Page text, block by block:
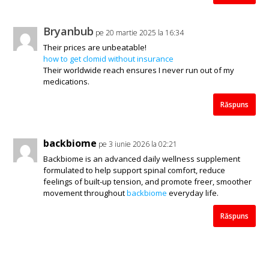
Bryanbub pe 20 martie 2025 la 16:34
Their prices are unbeatable!
how to get clomid without insurance
Their worldwide reach ensures I never run out of my
medications.
Răspuns
backbiome pe 3 iunie 2026 la 02:21
Backbiome is an advanced daily wellness supplement
formulated to help support spinal comfort, reduce
feelings of built-up tension, and promote freer, smoother
movement throughoutbackbiome everyday life.
Răspuns